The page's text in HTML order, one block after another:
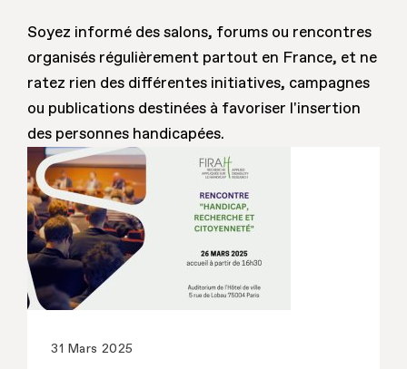
Soyez informé des salons, forums ou rencontres
organisés régulièrement partout en France, et ne
ratez rien des différentes initiatives, campagnes
ou publications destinées à favoriser l'insertion
des personnes handicapées.
81
actualités
et
événements
31 Mars 2025